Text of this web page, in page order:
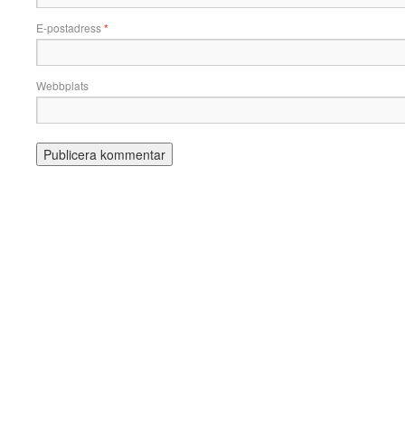
E-postadress*
Webbplats